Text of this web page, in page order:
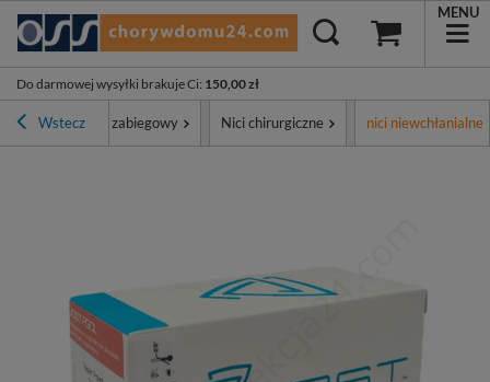
Do darmowej wysyłki brakuje Ci: 150,00 zł
MENU
WsteczSprzęt zabiegowy Nici chirurgiczne nici niewchłanialne